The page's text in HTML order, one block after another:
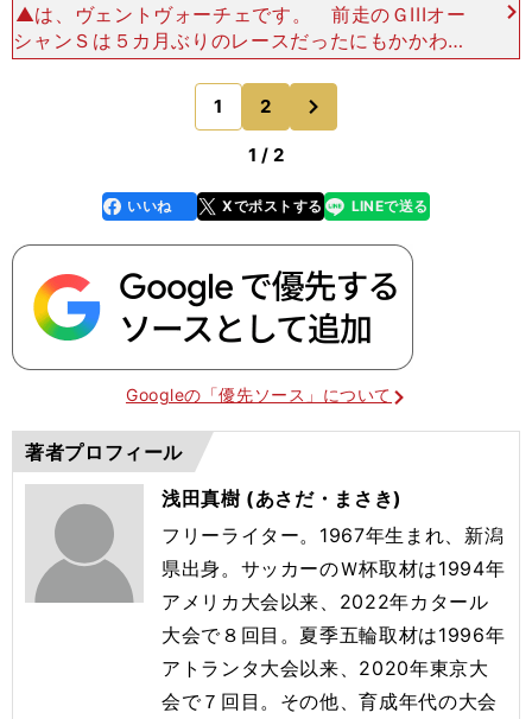
▲は、ヴェントヴォーチェです。 前走のＧIIIオー
シャンＳは５カ月ぶりのレースだったにもかかわら
ず、２馬身差の完勝を決めてここに駒を進めてきま
した。ＧＩ初挑戦となった昨秋のスプリンターズＳ
では11着
1 2
1 / 2
faceboo
k
いいね Xでポストする
line LINEで送る
Googleの「優先ソース」について
著者プロフィール
浅田真樹 (あさだ・まさき)
フリーライター。1967年生まれ、新潟
県出身。サッカーのＷ杯取材は1994年
アメリカ大会以来、2022年カタール
大会で８回目。夏季五輪取材は1996年
アトランタ大会以来、2020年東京大
会で７回目。その他、育成年代の大会